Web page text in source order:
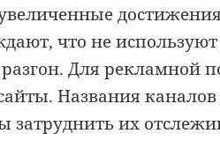
что не
Для рекламной
Названия
затруднить их